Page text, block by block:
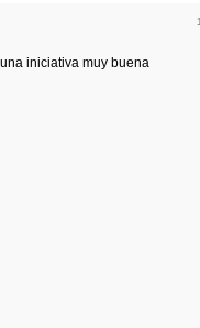
iniciativa muy buena